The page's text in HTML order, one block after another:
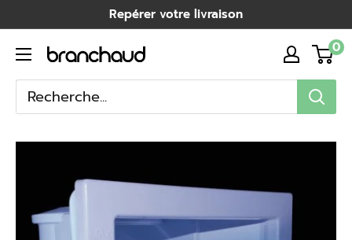
au
contenu
Repérer votre livraison
Branchaud
0